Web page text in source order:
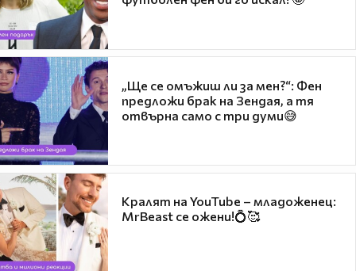
„Ще се омъжиш ли за мен?“: Фен
предложи брак на Зендая, а тя
отвърна само с три думи😅
Кралят на YouTube – младоженец:
MrBeast се ожени!💍🥰